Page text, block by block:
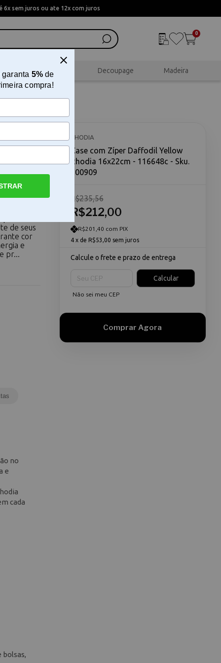
6x sem juros ou ate 12x com juros
0
Scrapbook Decoupage Madeira
Daffodil
de seus
cor
e
pr...
RHODIA
Case com Zíper Daffodil Yellow
Rhodia 16x22cm - 116648c - Sku.
200909
R$212,00
R$235,56
R$201,40 com PIX
4 x de R$53,00 sem juros
Calcule o frete e prazo de entrega
Calcular
Não sei meu CEP
no
e
cada
garanta 5%de
compra!